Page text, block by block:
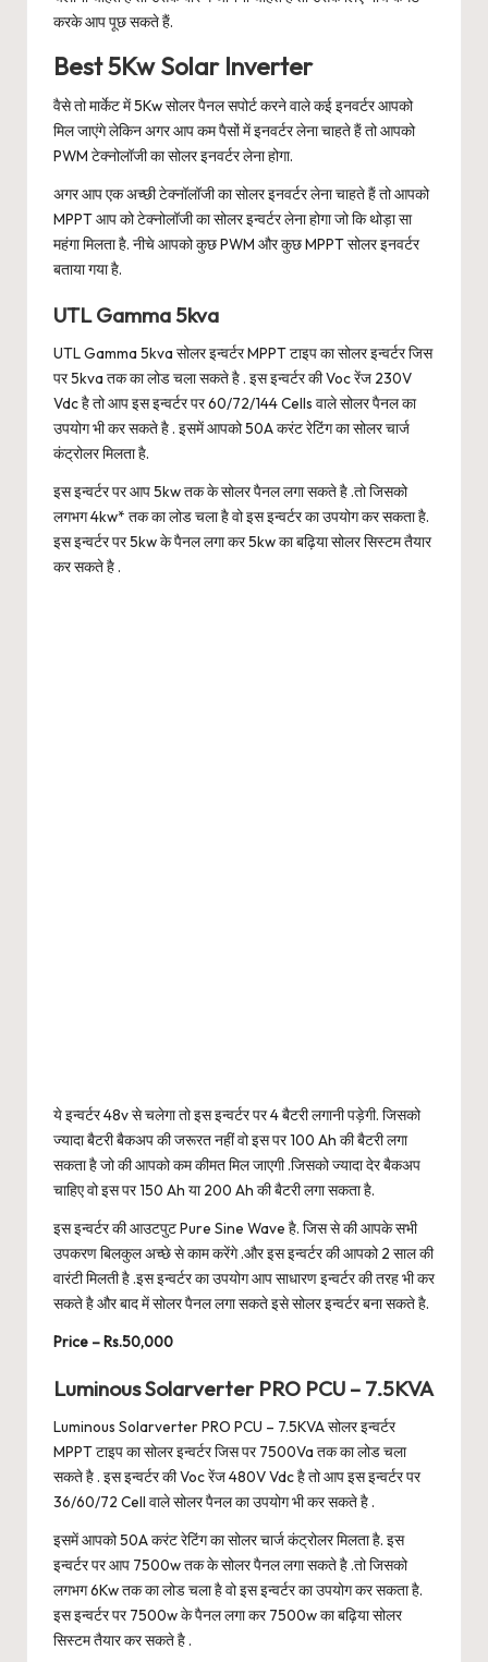
करके आप पूछ सकते हैं.
Best 5Kw Solar Inverter
वैसे तो मार्केट में 5Kw सोलर पैनल सपोर्ट करने वाले कई इनवर्टर आपको
मिल जाएंगे लेकिन अगर आप कम पैसों में इनवर्टर लेना चाहते हैं तो आपको
PWM टेक्नोलॉजी का सोलर इनवर्टर लेना होगा.
अगर आप एक अच्छी टेक्नॉलॉजी का सोलर इनवर्टर लेना चाहते हैं तो आपको
MPPT आप को टेक्नोलॉजी का सोलर इन्वर्टर लेना होगा जो कि थोड़ा सा
महंगा मिलता है. नीचे आपको कुछ PWM और कुछ MPPT सोलर इनवर्टर
बताया गया है.
UTL Gamma 5kva
UTL Gamma 5kva सोलर इन्वर्टर MPPT टाइप का सोलर इन्वर्टर जिस
पर 5kva तक का लोड चला सकते है . इस इन्वर्टर की Voc रेंज 230V
Vdc है तो आप इस इन्वर्टर पर 60/72/144 Cells वाले सोलर पैनल का
उपयोग भी कर सकते है . इसमें आपको 50A करंट रेटिंग का सोलर चार्ज
कंट्रोलर मिलता है.
इस इन्वर्टर पर आप 5kw तक के सोलर पैनल लगा सकते है .तो जिसको
लगभग 4kw* तक का लोड चला है वो इस इन्वर्टर का उपयोग कर सकता है.
इस इन्वर्टर पर 5kw के पैनल लगा कर 5kw का बढ़िया सोलर सिस्टम तैयार
कर सकते है .
ये इन्वर्टर 48v से चलेगा तो इस इन्वर्टर पर 4 बैटरी लगानी पड़ेगी. जिसको
ज्यादा बैटरी बैकअप की जरूरत नहीं वो इस पर 100 Ah की बैटरी लगा
सकता है जो की आपको कम कीमत मिल जाएगी .जिसको ज्यादा देर बैकअप
चाहिए वो इस पर 150 Ah या 200 Ah की बैटरी लगा सकता है.
इस इन्वर्टर की आउटपुट Pure Sine Wave है. जिस से की आपके सभी
उपकरण बिलकुल अच्छे से काम करेंगे .और इस इन्वर्टर की आपको 2 साल की
वारंटी मिलती है .इस इन्वर्टर का उपयोग आप साधारण इन्वर्टर की तरह भी कर
सकते है और बाद में सोलर पैनल लगा सकते इसे सोलर इन्वर्टर बना सकते है.
Price – Rs.50,000
Luminous Solarverter PRO PCU – 7.5KVA
Luminous Solarverter PRO PCU – 7.5KVA सोलर इन्वर्टर
MPPT टाइप का सोलर इन्वर्टर जिस पर 7500Va तक का लोड चला
सकते है . इस इन्वर्टर की Voc रेंज 480V Vdc है तो आप इस इन्वर्टर पर
36/60/72 Cell वाले सोलर पैनल का उपयोग भी कर सकते है .
इसमें आपको 50A करंट रेटिंग का सोलर चार्ज कंट्रोलर मिलता है. इस
इन्वर्टर पर आप 7500w तक के सोलर पैनल लगा सकते है .तो जिसको
लगभग 6Kw तक का लोड चला है वो इस इन्वर्टर का उपयोग कर सकता है.
इस इन्वर्टर पर 7500w के पैनल लगा कर 7500w का बढ़िया सोलर
सिस्टम तैयार कर सकते है .